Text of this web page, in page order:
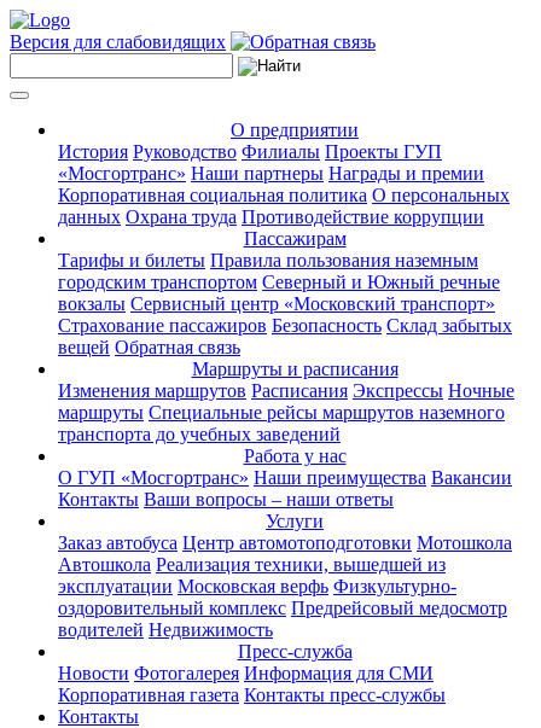
Версия для слабовидящих
О предприятии
История Руководство Филиалы Проекты ГУП
«Мосгортранс» Наши партнеры Награды и премии
Корпоративная социальная политика О персональных
данных Охрана труда Противодействие коррупции
Пассажирам
Тарифы и билеты Правила пользования наземным
городским транспортом Северный и Южный речные
вокзалы Сервисный центр «Московский транспорт»
Страхование пассажиров Безопасность Склад забытых
вещей Обратная связь
Маршруты и расписания
Изменения маршрутов Расписания Экспрессы Ночные
маршруты Специальные рейсы маршрутов наземного
транспорта до учебных заведений
Работа у нас
О ГУП «Мосгортранс» Наши преимущества Вакансии
Контакты Ваши вопросы – наши ответы
Услуги
Заказ автобуса Центр автомотоподготовки Мотошкола
Автошкола Реализация техники, вышедшей из
эксплуатации Московская верфь Физкультурно-
оздоровительный комплекс Предрейсовый медосмотр
водителей Недвижимость
Пресс-служба
Новости Фотогалерея Информация для СМИ
Корпоративная газета Контакты пресс-службы
Контакты